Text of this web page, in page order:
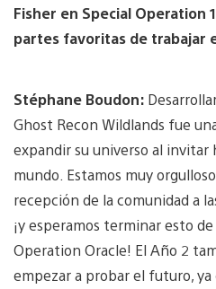
Fisher en Special Operation
partes favoritas de trabajar
Stéphane Boudon:
Ghost Recon Wildlands fue
expandir su universo al invitar
mundo. Estamos muy
recepción de la comunidad a
¡y esperamos terminar esto
Operation Oracle! El Año 2
empezar a probar el futuro, ya